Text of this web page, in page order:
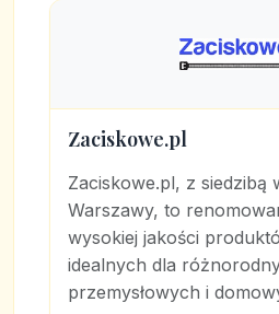
Zaciskowe.pl
Zaciskowe.pl, z siedzibą
Warszawy, to
wysokiej jakości
idealnych dla
przemysłowych i